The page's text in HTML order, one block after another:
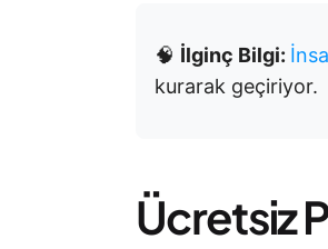
🧠 İlginç Bilgi:
kurarak geçiriyor.
Ücretsiz